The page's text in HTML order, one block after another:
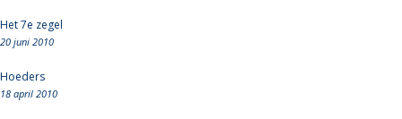
Het 7e zegel
20 juni 2010
Hoeders
18 april 2010